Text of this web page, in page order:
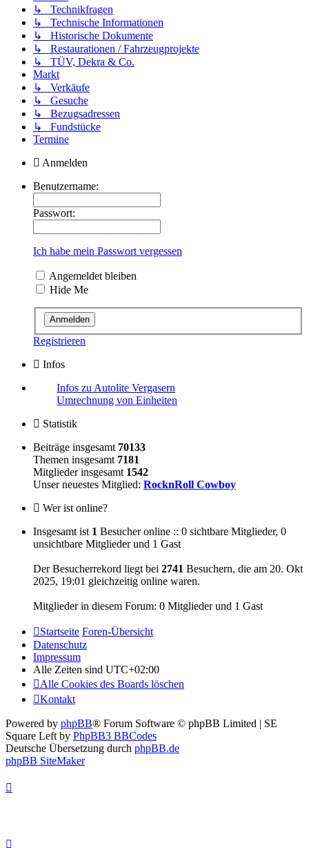
↳ Technikfragen
↳ Technische Informationen
↳ Historische Dokumente
↳ Restaurationen / Fahrzeugprojekte
↳ TÜV, Dekra & Co.
Markt
↳ Verkäufe
↳ Gesuche
↳ Bezugsadressen
↳ Fundstücke
Termine
Anmelden
Benutzername:
Passwort:
Ich habe mein Passwort vergessen
Angemeldet bleiben
Hide Me
Registrieren
Infos
Infos zu Autolite Vergasern
Umrechnung von Einheiten
Statistik
Beiträge insgesamt 70133
Themen insgesamt 7181
Mitglieder insgesamt 1542
Unser neuestes Mitglied: RocknRoll Cowboy
Wer ist online?
Insgesamt ist 1 Besucher online :: 0 sichtbare Mitglieder, 0
unsichtbare Mitglieder und 1 Gast
Der Besucherrekord liegt bei 2741 Besuchern, die am 20. Okt
2025, 19:01 gleichzeitig online waren.
Mitglieder in diesem Forum: 0 Mitglieder und 1 Gast
Startseite Foren-Übersicht
Datenschutz
Impressum
Alle Zeiten sind UTC+02:00
Alle Cookies des Boards löschen
Kontakt
Powered by phpBB® Forum Software © phpBB Limited | SE
Square Left by PhpBB3 BBCodes
Deutsche Übersetzung durch phpBB.de
phpBB SiteMaker